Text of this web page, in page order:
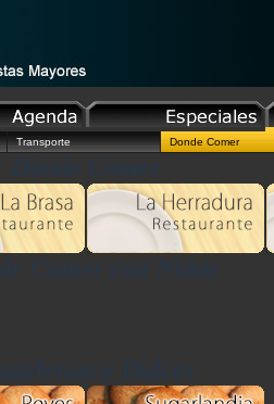
Transporte Donde Comer